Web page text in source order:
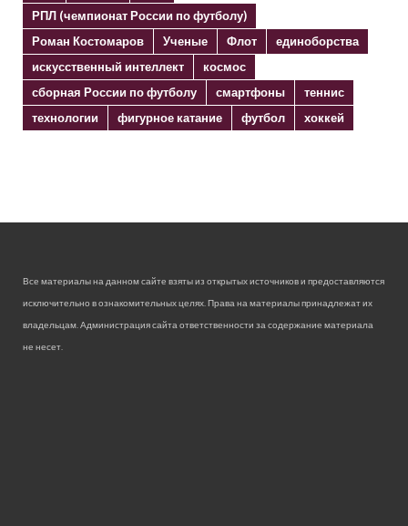
РПЛ (чемпионат России по футболу)
Роман Костомаров
Ученые Флот
единоборства
искусственный интеллект
космос
сборная России по футболу
смартфоны
теннис
технологии
фигурное катание футбол хоккей
Все материалы на данном сайте взяты из открытых источников и предоставляются
исключительно в ознакомительных целях. Права на материалы принадлежат их
владельцам. Администрация сайта ответственности за содержание материала
не несет.